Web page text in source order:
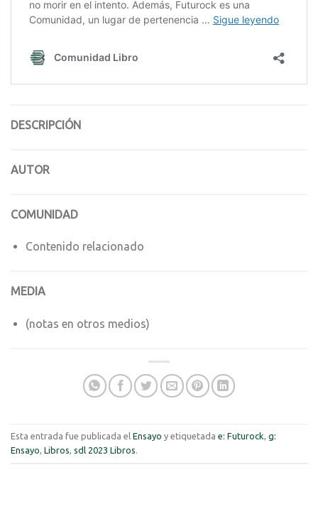
DESCRIPCIÓN
AUTOR
COMUNIDAD
Contenido relacionado
MEDIA
(notas en otros medios)
Esta entrada fue publicada el Ensayo y etiquetada e: Futurock, g:
Ensayo, Libros, sdl 2023 Libros.